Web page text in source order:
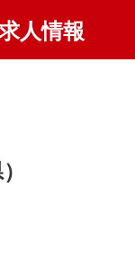
人情報